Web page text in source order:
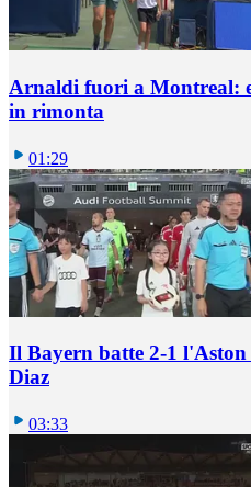
Arnaldi fuori a Montreal:
in rimonta
01:29
Il Bayern batte 2-1
Diaz
03:33